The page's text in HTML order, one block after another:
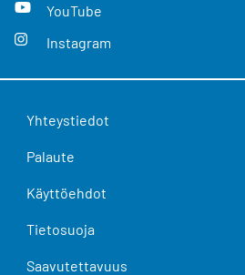
YouTube
Instagram
Yhteystiedot
Palaute
Käyttöehdot
Tietosuoja
Saavutettavuus